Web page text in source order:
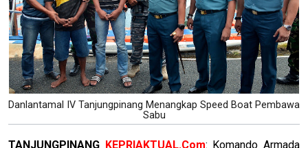
Danlantamal IV Tanjungpinang Menangkap Speed Boat Pembawa
Sabu
TANJUNGPINANG KEPRIAKTUAL.Com: Komando Armada